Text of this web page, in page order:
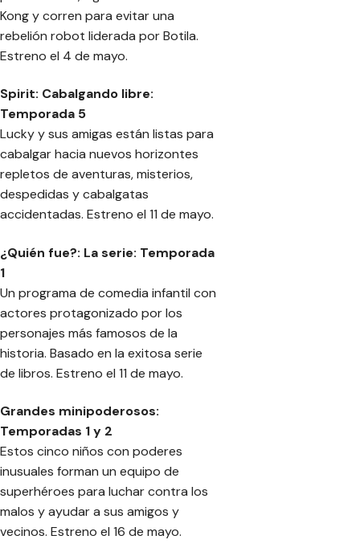
Kong y corren para evitar una
rebelión robot liderada por Botila.
Estreno el 4 de mayo.
Spirit: Cabalgando libre:
Temporada 5
Lucky y sus amigas están listas para
cabalgar hacia nuevos horizontes
repletos de aventuras, misterios,
despedidas y cabalgatas
accidentadas. Estreno el 11 de mayo.
¿Quién fue?: La serie: Temporada
1
Un programa de comedia infantil con
actores protagonizado por los
personajes más famosos de la
historia. Basado en la exitosa serie
de libros. Estreno el 11 de mayo.
Grandes minipoderosos:
Temporadas 1 y 2
Estos cinco niños con poderes
inusuales forman un equipo de
superhéroes para luchar contra los
malos y ayudar a sus amigos y
vecinos. Estreno el 16 de mayo.